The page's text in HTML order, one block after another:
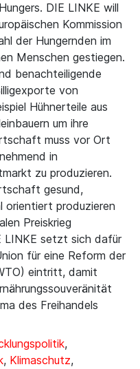
DIE LINKE will
Kommission
der Hungernden im
Menschen gestiegen.
benachteiligende
von
Hühnerteile aus
um ihre
muss vor Ort
in
zu produzieren.
gesund,
orientiert produzieren
Preiskrieg
LINKE setzt sich dafür
für eine Reform der
eintritt, damit
des Freihandels
,
, Klimaschutz,